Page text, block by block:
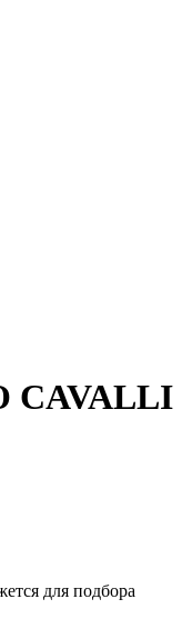
CAVALLI
для подбора